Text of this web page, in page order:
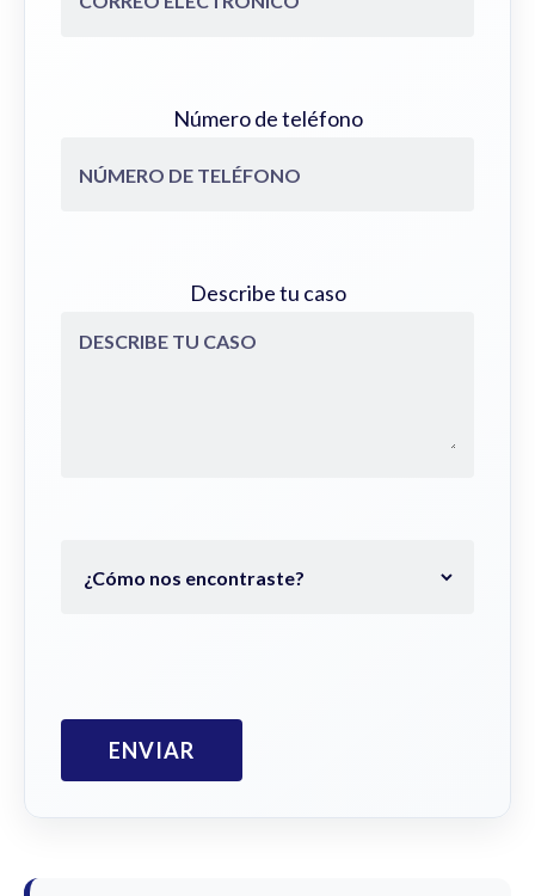
Número de teléfono
Describe tu caso